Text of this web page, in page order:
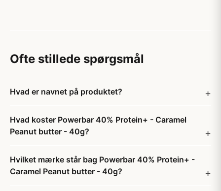
Ofte stillede spørgsmål
Hvad er navnet på produktet?
Hvad koster Powerbar 40% Protein+ - Caramel
Peanut butter - 40g?
Hvilket mærke står bag Powerbar 40% Protein+ -
Caramel Peanut butter - 40g?